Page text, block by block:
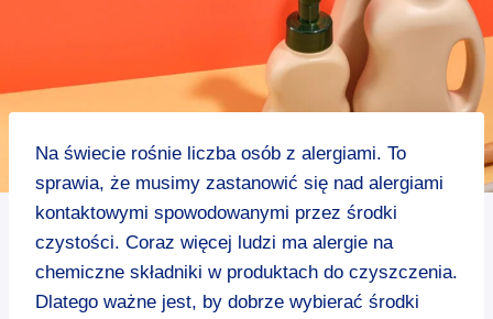
Na świecie rośnie liczba osób z alergiami. To
sprawia, że musimy zastanowić się nad alergiami
kontaktowymi spowodowanymi przez środki
czystości. Coraz więcej ludzi ma alergie na
chemiczne składniki w produktach do czyszczenia.
Dlatego ważne jest, by dobrze wybierać środki